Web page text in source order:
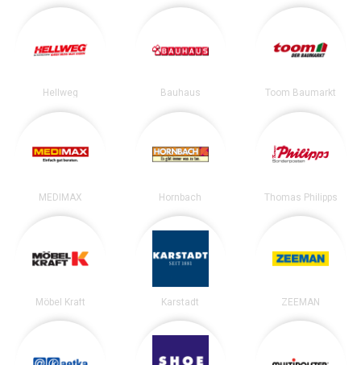
Hellweg Bauhaus Toom Baumarkt
MEDIMAX Hornbach Thomas Philipps
Möbel Kraft Karstadt ZEEMAN